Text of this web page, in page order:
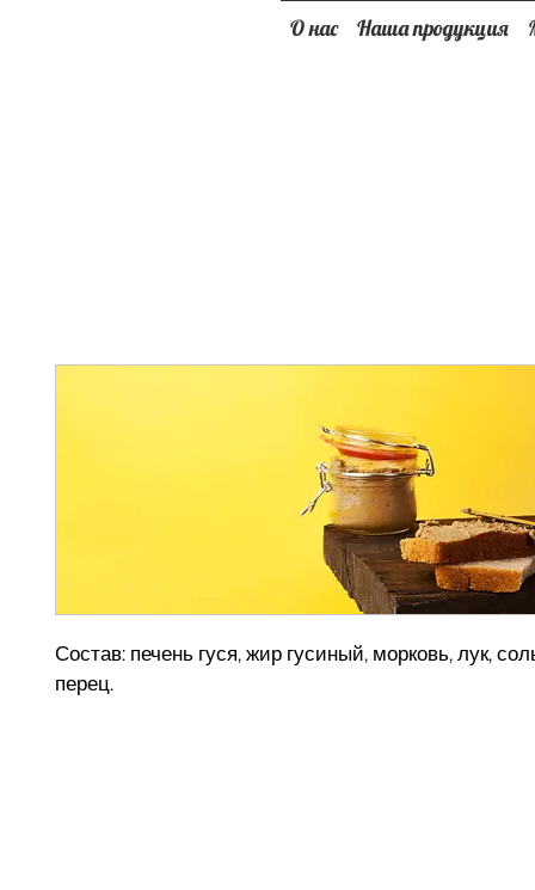
О нас Наша продукция
Состав: печень гуся, жир гусиный, морковь, лук,
перец.